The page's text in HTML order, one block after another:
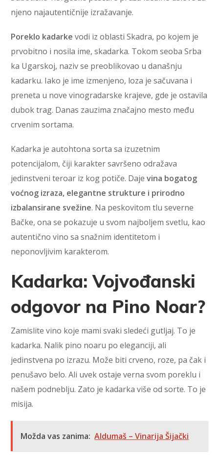
njeno najautentičnije izražavanje.
Poreklo kadarke vodi iz oblasti Skadra, po kojem je
prvobitno i nosila ime, skadarka. Tokom seoba Srba
ka Ugarskoj, naziv se preoblikovao u današnju
kadarku. Iako je ime izmenjeno, loza je sačuvana i
preneta u nove vinogradarske krajeve, gde je ostavila
dubok trag. Danas zauzima značajno mesto među
crvenim sortama.
Kadarka je autohtona sorta sa izuzetnim
potencijalom, čiji karakter savršeno odražava
jedinstveni teroar iz kog potiče. Dajevina bogatog
voćnog izraza, elegantne strukture i prirodno
izbalansirane svežine. Na peskovitom tlu severne
Bačke, ona se pokazuje u svom najboljem svetlu, kao
autentično vino sa snažnim identitetom i
neponovljivim karakterom.
Kadarka: Vojvođanski
odgovor na Pino Noar?
Zamislite vino koje mami svaki sledeći gutljaj. To je
kadarka. Nalik pino noaru po eleganciji, ali
jedinstvena po izrazu. Može biti crveno, roze, pa čak i
penušavo belo. Ali uvek ostaje verna svom poreklu i
našem podneblju. Zato je kadarka više od sorte. To je
misija.
Možda vas zanima: Aldumaš – Vinarija Šijački